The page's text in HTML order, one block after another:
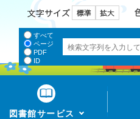
文字サイズ
すべて
ページ
PDF
ID
図書館サービス